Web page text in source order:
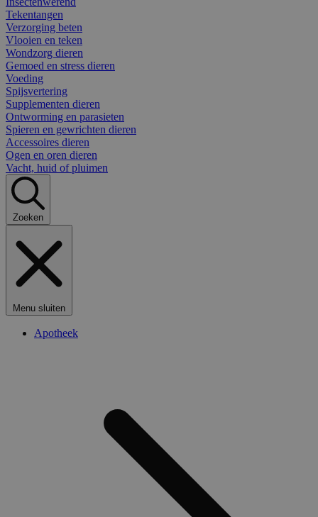
Tekentangen
Verzorging beten
Vlooien en teken
Wondzorg dieren
Gemoed en stress dieren
Voeding
Spijsvertering
Supplementen dieren
Ontworming en parasieten
Spieren en gewrichten dieren
Accessoires dieren
Ogen en oren dieren
Vacht, huid of pluimen
Zoeken
Menu sluiten
Apotheek